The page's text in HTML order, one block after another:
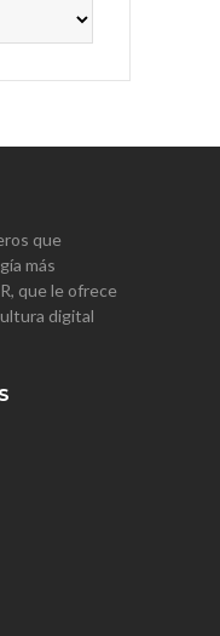
que
más
que le ofrece
digital